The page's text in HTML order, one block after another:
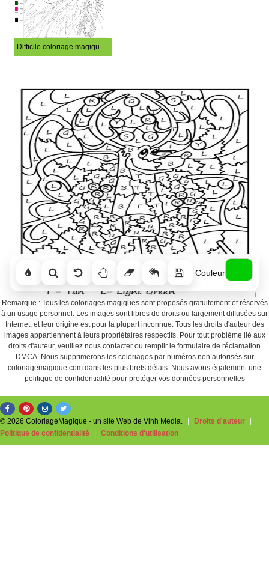
Difficile coloriage magique de chat
Couleur
Remarque : Tous les coloriages magiques sont proposés gratuitement et réservés
à un usage personnel. Les images sont libres de droits ou largement diffusées sur
Internet, et leur origine est pour la plupart inconnue. Tous les droits d'auteur des
images appartiennent à leurs propriétaires respectifs. Pour tout problème lié aux
droits d'auteur, veuillez nous contacter ou remplir le formulaire de réclamation
DMCA. Nous supprimerons les coloriages par numéros non autorisés sur
coloriagemagique.com dans les plus brefs délais. Nous avons également une
politique de confidentialité pour protéger vos données personnelles
© 2026 ColoriageMagique - un site Web de Vinh Media. Droits d'auteur
Politique de confidentialité
Conditions d'utilisation